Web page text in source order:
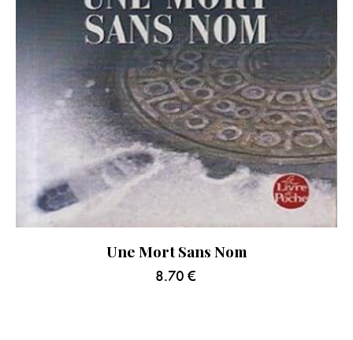
Une Mort Sans Nom
8.70 €